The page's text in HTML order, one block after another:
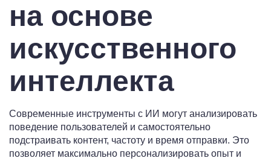
на основе
искусственного
интеллекта
Современные инструменты с ИИ могут анализировать
поведение пользователей и самостоятельно
подстраивать контент, частоту и время отправки. Это
позволяет максимально персонализировать опыт и